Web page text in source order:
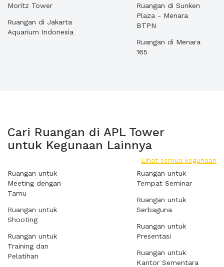
Moritz Tower
Ruangan di Jakarta
Aquarium Indonesia
Ruangan di Sunken
Plaza - Menara
BTPN
Ruangan di Menara
165
Cari Ruangan di APL Tower
untuk Kegunaan Lainnya
Lihat semua kegunaan
Ruangan untuk
Meeting dengan
Tamu
Ruangan untuk
Shooting
Ruangan untuk
Training dan
Pelatihan
Ruangan untuk
Tempat Seminar
Ruangan untuk
Serbaguna
Ruangan untuk
Presentasi
Ruangan untuk
Kantor Sementara